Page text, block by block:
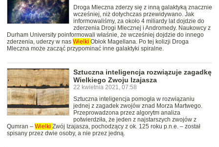
Droga Mleczna zderzy się z inną galaktyką znacznie
wcześniej, niż dotychczas przewidywano. Jak
informowaliśmy, za około 4 miliardy lat dojdzie do
zderzenia Drogi Mlecznej i Andromedy. Naukowcy z
Durham University poinformowali właśnie, że wcześniej dojdzie do innego
zderzenia, uderzy w nas Wielki Obłok Magellana. Po tej kolizji Droga
Mleczna może zacząć przypominać inne galaktyki spiralne.
Sztuczna inteligencja rozwiązuje zagadkę
Wielkiego Zwoju Izajasza
22 kwietnia 2021, 07:58
Sztuczna inteligencja pomogła w rozwiązaniu
jednej z zagadek zwojów znad Morza Martwego.
Przeprowadzona przez algorytm analiza
potwierdziła, że jeden z najstarszych zwojów z
Qumran – Wielki Zwój Izajasza, pochodzący z ok. 125 roku p.n.e. – został
spisany przez dwie osoby, a nie przez jedną.